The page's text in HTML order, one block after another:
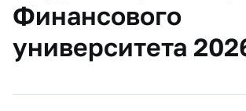
Финансового
университета